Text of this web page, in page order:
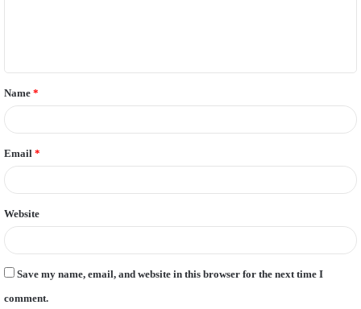
t
*
Name *
Email *
Website
Save my name, email, and website in this browser for the next time I
comment.